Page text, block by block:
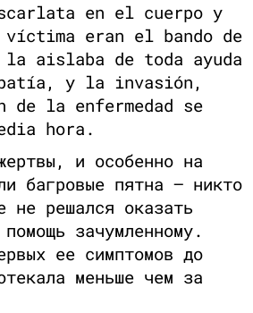
en el cuerpo y
eran el bando de
aislaba de toda ayuda
y la invasión,
la enfermedad se
hora.
и особенно на
багровые пятна — никто
не решался оказать
зачумленному.
ее симптомов до
меньше чем за